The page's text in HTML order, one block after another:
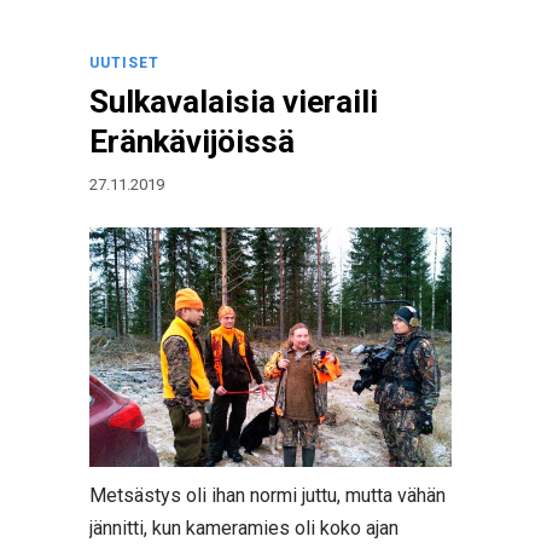
UUTISET
Sulkavalaisia vieraili
Eränkävijöissä
27.11.2019
Metsästys oli ihan normi juttu, mutta vähän
jännitti, kun kameramies oli koko ajan